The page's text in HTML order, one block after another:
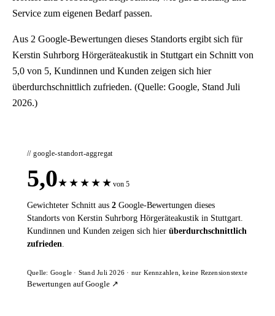
Service zum eigenen Bedarf passen.
Aus 2 Google-Bewertungen dieses Standorts ergibt sich für
Kerstin Suhrborg Hörgeräteakustik in Stuttgart ein Schnitt von
5,0 von 5, Kundinnen und Kunden zeigen sich hier
überdurchschnittlich zufrieden. (Quelle: Google, Stand Juli
2026.)
// google-standort-aggregat
5,0★ ★ ★ ★ ★ von 5
Gewichteter Schnitt aus 2 Google-Bewertungen dieses
Standorts von Kerstin Suhrborg Hörgeräteakustik in Stuttgart.
Kundinnen und Kunden zeigen sich hier überdurchschnittlich
zufrieden.
Quelle: Google · Stand Juli 2026 · nur Kennzahlen, keine Rezensionstexte
Bewertungen auf Google ↗